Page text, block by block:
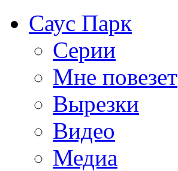
Саус Парк
Серии
Мне повезет
Вырезки
Видео
Медиа